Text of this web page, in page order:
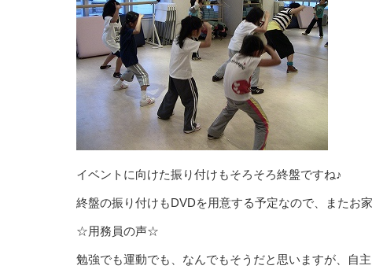
イベントに向けた振り付けもそろそろ終盤ですね♪
終盤の振り付けもDVDを用意する予定なので、またお
☆用務員の声☆
勉強でも運動でも、なんでもそうだと思いますが、自